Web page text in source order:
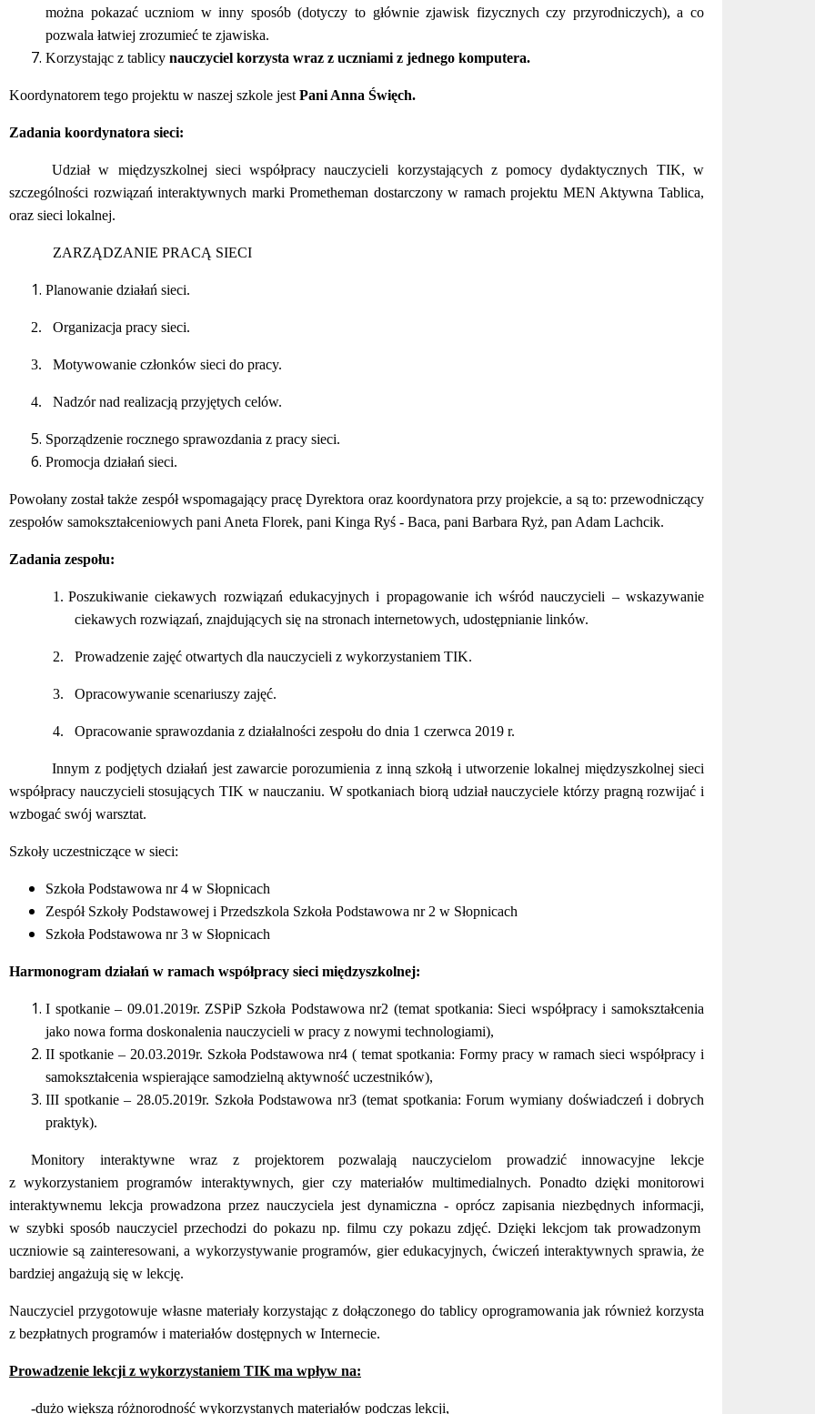
można pokazać uczniom w inny sposób (dotyczy to głównie zjawisk fizycznych czy przyrodniczych), a co
pozwala łatwiej zrozumieć te zjawiska.
Korzystając z tablicy nauczyciel korzysta wraz z uczniami z jednego komputera.
Koordynatorem tego projektu w naszej szkole jest Pani Anna Święch.
Zadania koordynatora sieci:
Udział w międzyszkolnej sieci współpracy nauczycieli korzystających z pomocy dydaktycznych TIK, w
szczególności rozwiązań interaktywnych marki Prometheman dostarczony w ramach projektu MEN Aktywna Tablica,
oraz sieci lokalnej.
ZARZĄDZANIE PRACĄ SIECI
Planowanie działań sieci.
2. Organizacja pracy sieci.
3. Motywowanie członków sieci do pracy.
4. Nadzór nad realizacją przyjętych celów.
Sporządzenie rocznego sprawozdania z pracy sieci.
Promocja działań sieci.
Powołany został także zespół wspomagający pracę Dyrektora oraz koordynatora przy projekcie, a są to: przewodniczący
zespołów samokształceniowych pani Aneta Florek, pani Kinga Ryś - Baca, pani Barbara Ryż, pan Adam Lachcik.
Zadania zespołu:
1. Poszukiwanie ciekawych rozwiązań edukacyjnych i propagowanie ich wśród nauczycieli – wskazywanie
ciekawych rozwiązań, znajdujących się na stronach internetowych, udostępnianie linków.
2. Prowadzenie zajęć otwartych dla nauczycieli z wykorzystaniem TIK.
3. Opracowywanie scenariuszy zajęć.
4. Opracowanie sprawozdania z działalności zespołu do dnia 1 czerwca 2019 r.
Innym z podjętych działań jest zawarcie porozumienia z inną szkołą i utworzenie lokalnej międzyszkolnej sieci
współpracy nauczycieli stosujących TIK w nauczaniu. W spotkaniach biorą udział nauczyciele którzy pragną rozwijać i
wzbogać swój warsztat.
Szkoły uczestniczące w sieci:
Szkoła Podstawowa nr 4 w Słopnicach
Zespół Szkoły Podstawowej i Przedszkola Szkoła Podstawowa nr 2 w Słopnicach
Szkoła Podstawowa nr 3 w Słopnicach
Harmonogram działań w ramach współpracy sieci międzyszkolnej:
I spotkanie – 09.01.2019r. ZSPiP Szkoła Podstawowa nr2 (temat spotkania: Sieci współpracy i samokształcenia
jako nowa forma doskonalenia nauczycieli w pracy z nowymi technologiami),
II spotkanie – 20.03.2019r. Szkoła Podstawowa nr4 ( temat spotkania: Formy pracy w ramach sieci współpracy i
samokształcenia wspierające samodzielną aktywność uczestników),
III spotkanie – 28.05.2019r. Szkoła Podstawowa nr3 (temat spotkania: Forum wymiany doświadczeń i dobrych
praktyk).
Monitory interaktywne wraz z projektorem pozwalają nauczycielom prowadzić innowacyjne lekcje
z wykorzystaniem programów interaktywnych, gier czy materiałów multimedialnych. Ponadto dzięki monitorowi
interaktywnemu lekcja prowadzona przez nauczyciela jest dynamiczna - oprócz zapisania niezbędnych informacji,
w szybki sposób nauczyciel przechodzi do pokazu np. filmu czy pokazu zdjęć. Dzięki lekcjom tak prowadzonym
uczniowie są zainteresowani, a wykorzystywanie programów, gier edukacyjnych, ćwiczeń interaktywnych sprawia, że
bardziej angażują się w lekcję.
Nauczyciel przygotowuje własne materiały korzystając z dołączonego do tablicy oprogramowania jak również korzysta
z bezpłatnych programów i materiałów dostępnych w Internecie.
Prowadzenie lekcji z wykorzystaniem TIK ma wpływ na:
-dużo większą różnorodność wykorzystanych materiałów podczas lekcji,